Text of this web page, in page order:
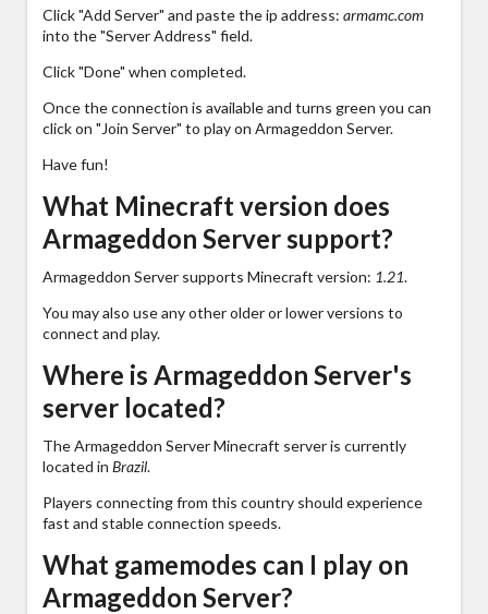
Click "Add Server" and paste the ip address: armamc.com
into the "Server Address" field.
Click "Done" when completed.
Once the connection is available and turns green you can
click on "Join Server" to play on Armageddon Server.
Have fun!
What Minecraft version does
Armageddon Server support?
Armageddon Server supports Minecraft version: 1.21.
You may also use any other older or lower versions to
connect and play.
Where is Armageddon Server's
server located?
The Armageddon Server Minecraft server is currently
located in Brazil.
Players connecting from this country should experience
fast and stable connection speeds.
What gamemodes can I play on
Armageddon Server?